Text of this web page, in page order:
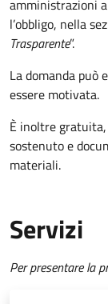
amministrazioni
l’obbligo, nella
Trasparente”.
La domanda può
essere motivata.
È inoltre gratuita
sostenuto e
materiali.
Servizi
Per presentare la